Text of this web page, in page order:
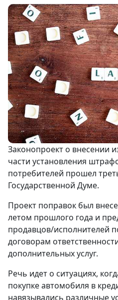
Законопроект о внесении
части установления
потребителей прошел
Государственной Думе.
Проект поправок был
летом прошлого года и
продавцов/исполнителей
договорам
дополнительных услуг.
Речь идет о ситуациях,
покупке автомобиля в
навязывались различные